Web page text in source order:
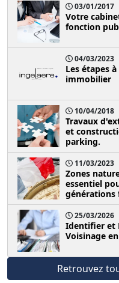
03/01/2017
Votre
fonction
04/03/2023
Les étapes
immobilier
10/04/2018
Travaux
et
parking.
11/03/2023
Zones
essentiel
générations
25/03/2026
Identifier et
Voisinage
Retrouvez